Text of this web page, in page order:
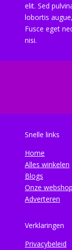
elit. Sed
lobortis
Fusce eget
nisi.
Snelle links
Home
Alles winkelen
Blogs
Onze
Adverteren
Verklaringen
Privacybeleid